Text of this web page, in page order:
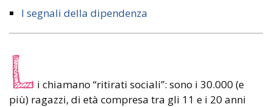
I segnali della dipendenza
L i chiamano “ritirati sociali”: sono i 30.000 (e
più) ragazzi, di età compresa tra gli 11 e i 20 anni